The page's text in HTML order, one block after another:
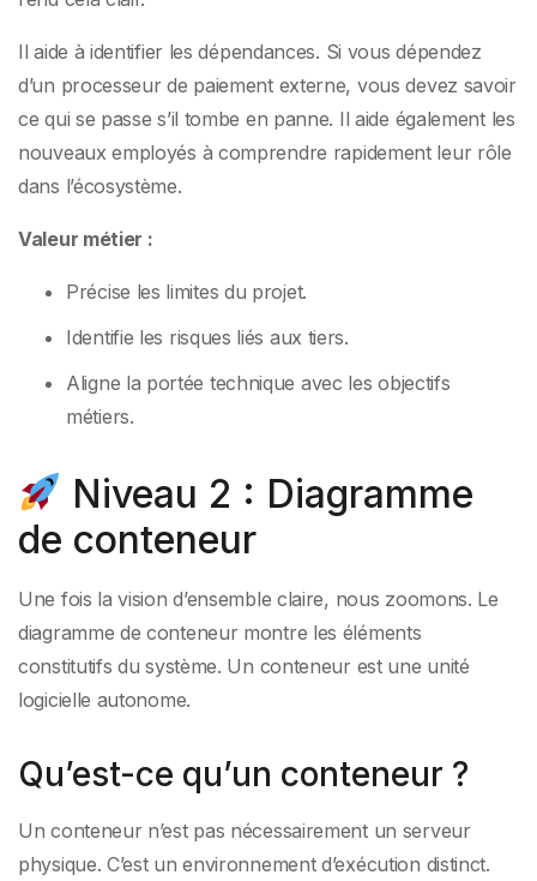
Il aide à identifier les dépendances. Si vous dépendez
d’un processeur de paiement externe, vous devez savoir
ce qui se passe s’il tombe en panne. Il aide également les
nouveaux employés à comprendre rapidement leur rôle
dans l’écosystème.
Valeur métier :
Précise les limites du projet.
Identifie les risques liés aux tiers.
Aligne la portée technique avec les objectifs
métiers.
Niveau 2 : Diagramme
de conteneur
Une fois la vision d’ensemble claire, nous zoomons. Le
diagramme de conteneur montre les éléments
constitutifs du système. Un conteneur est une unité
logicielle autonome.
Qu’est-ce qu’un conteneur ?
Un conteneur n’est pas nécessairement un serveur
physique. C’est un environnement d’exécution distinct.